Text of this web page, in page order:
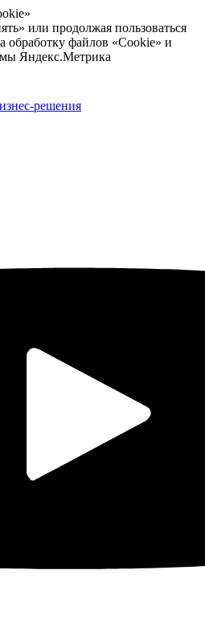
или продолжая пользоваться
обработку файлов «Cookie» и
Яндекс.Метрика
решения